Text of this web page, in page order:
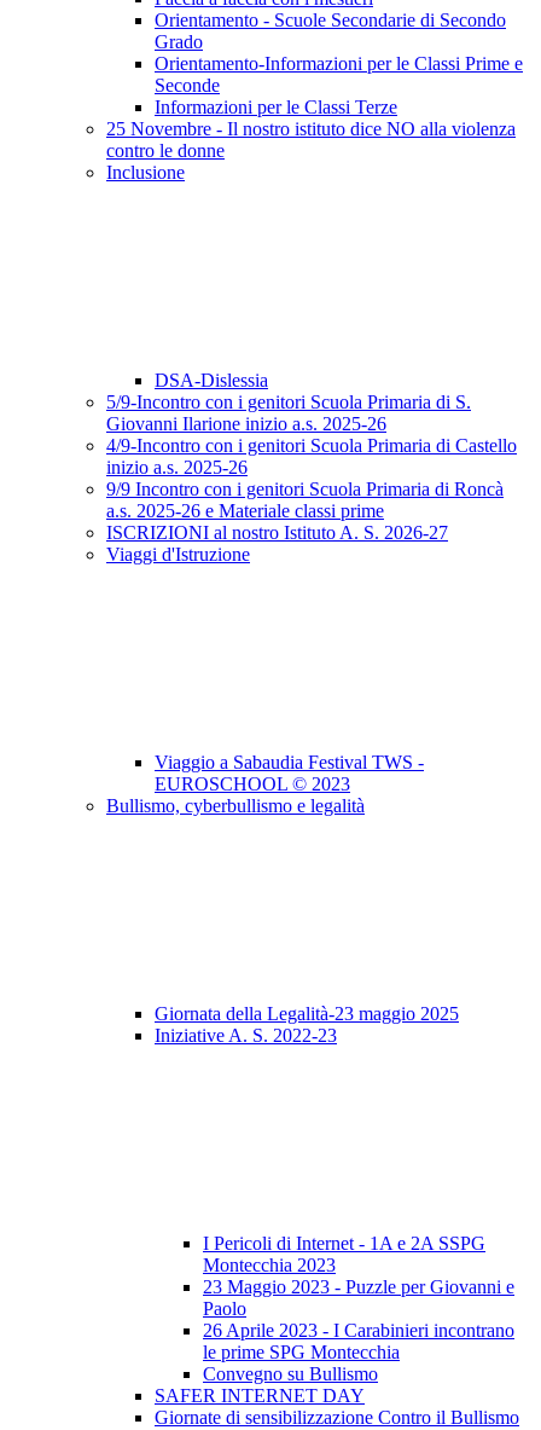
Orientamento - Scuole Secondarie di Secondo
Grado
Orientamento-Informazioni per le Classi Prime e
Seconde
Informazioni per le Classi Terze
25 Novembre - Il nostro istituto dice NO alla violenza
contro le donne
Inclusione
DSA-Dislessia
5/9-Incontro con i genitori Scuola Primaria di S.
Giovanni Ilarione inizio a.s. 2025-26
4/9-Incontro con i genitori Scuola Primaria di Castello
inizio a.s. 2025-26
9/9 Incontro con i genitori Scuola Primaria di Roncà
a.s. 2025-26 e Materiale classi prime
ISCRIZIONI al nostro Istituto A. S. 2026-27
Viaggi d'Istruzione
Viaggio a Sabaudia Festival TWS -
EUROSCHOOL © 2023
Bullismo, cyberbullismo e legalità
Giornata della Legalità-23 maggio 2025
Iniziative A. S. 2022-23
I Pericoli di Internet - 1A e 2A SSPG
Montecchia 2023
23 Maggio 2023 - Puzzle per Giovanni e
Paolo
26 Aprile 2023 - I Carabinieri incontrano
le prime SPG Montecchia
Convegno su Bullismo
SAFER INTERNET DAY
Giornate di sensibilizzazione Contro il Bullismo